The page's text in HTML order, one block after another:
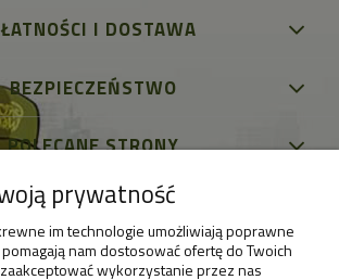
I DOSTAWA
BEZPIECZEŃSTWO
POLECANE STRONY
prywatność
im technologie umożliwiają poprawne
nam dostosować ofertę do Twoich
wykorzystanie przez nas